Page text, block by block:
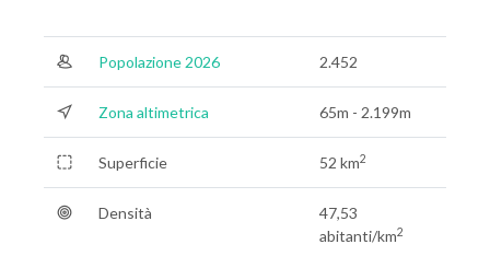
Popolazione 2026 2.452
Zona altimetrica 65m - 2.199m
Superficie 52 km2
Densità
47,53
abitanti/km2